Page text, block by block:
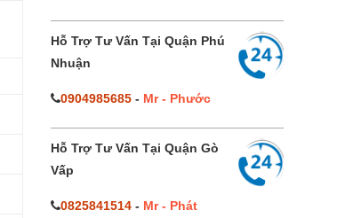
Hỗ Trợ Tư Vấn Tại Quận Phú
Nhuận
0904985685- Mr - Phước
Hỗ Trợ Tư Vấn Tại Quận Gò
Vấp
0825841514- Mr - Phát